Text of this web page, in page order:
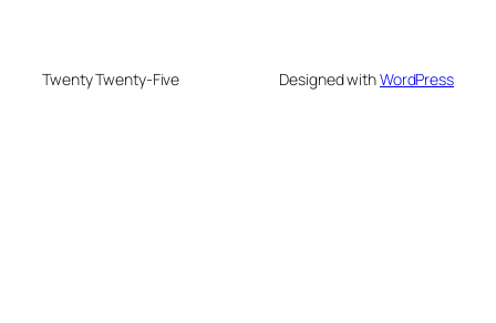
Twenty Twenty-Five Designed withWordPress